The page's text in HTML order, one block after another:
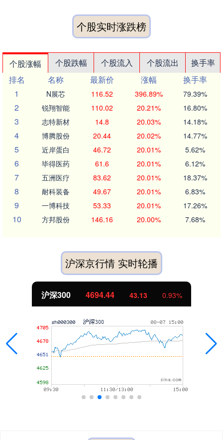
个股实时涨跌榜
个股涨幅 个股跌幅 个股流入 个股流出
换手率
排名
名称 最新价 涨幅
换手率
1
N展芯 116.52 396.89% 79.39%
2 锐翔智能 110.02 20.21% 16.80%
3 志特新材 14.8 20.03% 14.18%
4 博腾股份 20.44 20.02% 14.77%
5 近岸蛋白 46.72 20.01% 5.62%
6 毕得医药 61.6 20.01% 6.12%
7 五洲医疗 83.62 20.01% 18.37%
8 耐科装备 49.67 20.01% 6.83%
9 一博科技 53.33 20.01% 17.26%
10 方邦股份 146.16 20.00% 7.68%
沪深京行情 实时轮播
沪深300 4694.44 43.13 0.93%